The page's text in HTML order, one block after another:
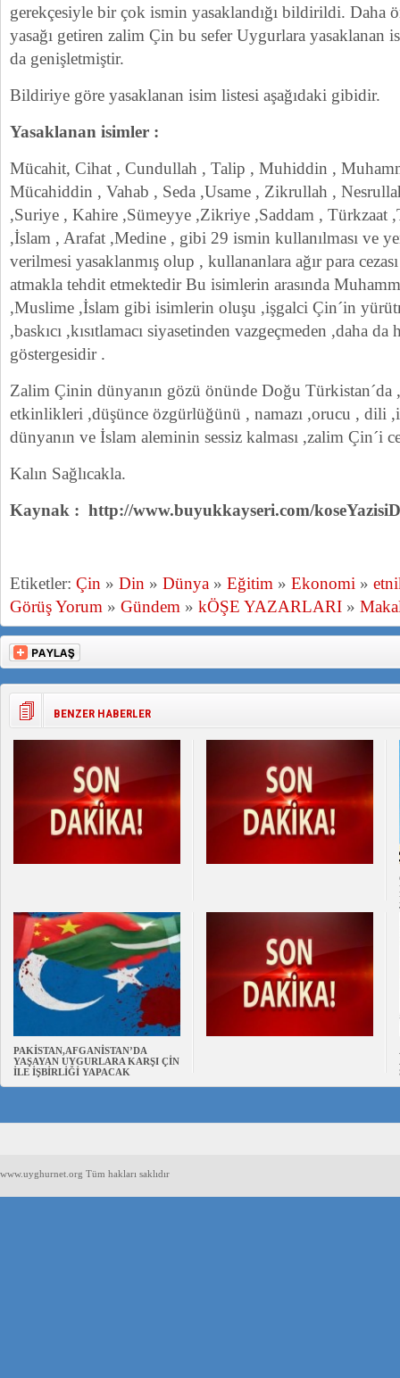
gerekçesiyle bir çok ismin yasaklandığı bildirildi. Daha
yasağı getiren zalim Çin bu sefer Uygurlara yasaklanan
da genişletmiştir.
Bildiriye göre yasaklanan isim listesi aşağıdaki gibidir.
Yasaklanan isimler :
Mücahit, Cihat , Cundullah , Talip , Muhiddin ,
Mücahiddin , Vahab , Seda ,Usame , Zikrullah ,
,Suriye , Kahire ,Sümeyye ,Zikriye ,Saddam , Türkzaat
,İslam , Arafat ,Medine , gibi 29 ismin kullanılması ve
verilmesi yasaklanmış olup , kullananlara ağır para
atmakla tehdit etmektedir Bu isimlerin arasında
,Muslime ,İslam gibi isimlerin oluşu ,işgalci Çin´in
,baskıcı ,kısıtlamacı siyasetinden vazgeçmeden ,daha da
göstergesidir .
Zalim Çinin dünyanın gözü önünde Doğu
etkinlikleri ,düşünce özgürlüğünü , namazı ,orucu , dili
dünyanın ve İslam aleminin sessiz kalması ,zalim Çin´i
Kalın Sağlıcakla.
Kaynak : http://www.buyukkayseri.com/
Etiketler: Çin » Din » Dünya » Eğitim » Ekonomi »
Görüş Yorum » Gündem » kÖŞE YAZARLARI »
BENZER HABERLER
PAKİSTAN,AFGANİSTAN’DA
YAŞAYAN UYGURLARA KARŞI ÇİN
İLE İŞBİRLİĞİ YAPACAK
www.uyghurnet.org Tüm hakları saklıdır